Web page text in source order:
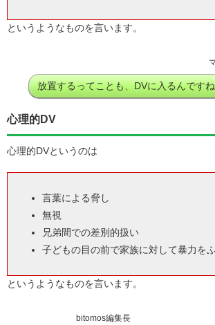
というようなものを言います。
放置するってことも、DVに入るんです
心理的DV
心理的DVというのは
言葉による脅し
無視
兄弟間での差別的扱い
子どもの目の前で家族に対して暴力を
というようなものを言います。
bitomos編集長